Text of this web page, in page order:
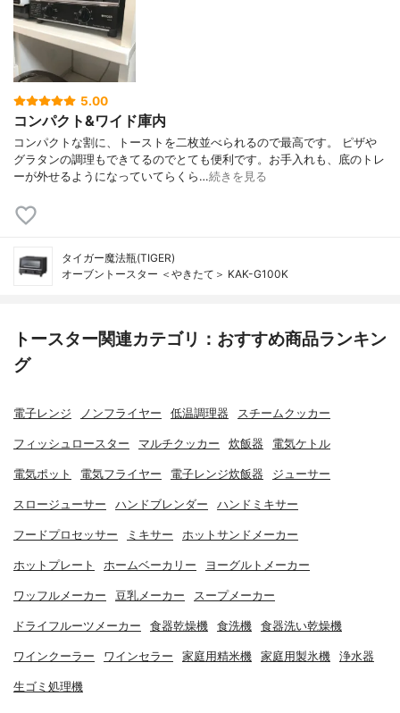
5.00
コンパクト&ワイド庫内
コンパクトな割に、トーストを二枚並べられるので最高です。 ピザや
グラタンの調理もできてるのでとても便利です。お手入れも、底のトレ
ーが外せるようになっていてらくら…続きを見る
タイガー魔法瓶(TIGER)
オーブントースター ＜やきたて＞ KAK-G100K
トースター関連カテゴリ：おすすめ商品ランキン
グ
電子レンジ ノンフライヤー 低温調理器 スチームクッカー
フィッシュロースター マルチクッカー 炊飯器 電気ケトル
電気ポット 電気フライヤー 電子レンジ炊飯器 ジューサー
スロージューサー ハンドブレンダー ハンドミキサー
フードプロセッサー ミキサー ホットサンドメーカー
ホットプレート ホームベーカリー ヨーグルトメーカー
ワッフルメーカー 豆乳メーカー スープメーカー
ドライフルーツメーカー 食器乾燥機 食洗機 食器洗い乾燥機
ワインクーラー ワインセラー 家庭用精米機 家庭用製氷機 浄水器
生ゴミ処理機